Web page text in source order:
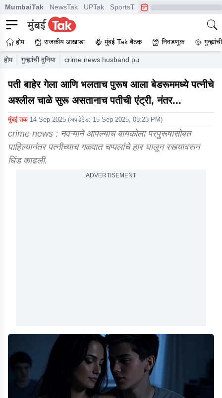
MumbaiTak NewsTak UPTak SportsTak CrimeTak
होम राजकीय आखाडा मुंबई Tak बैठक निवडणूक
होम गुन्ह्यांची दुनिया crime news husband put a garland of slippers
पती बाहेर गेला आणि भलताच पुरूष आला बेडरूममध्ये पत्नीचे
अश्लील चाळे सुरू असतानाच पतीची एंट्री, नंतर...
मुंबई तक 14 Sep 2025 (अपडेटेड: 15 Sep 2025, 08:23 PM)
crime news : नवऱ्याने आपल्याच बायकोला परपुरूषासोबत
पाहिल्यानंतर पत्नीच्याच गळ्यात चप्पलांचे हार घालून रस्त्यावरून
धिंड काढली.
ADVERTISEMENT